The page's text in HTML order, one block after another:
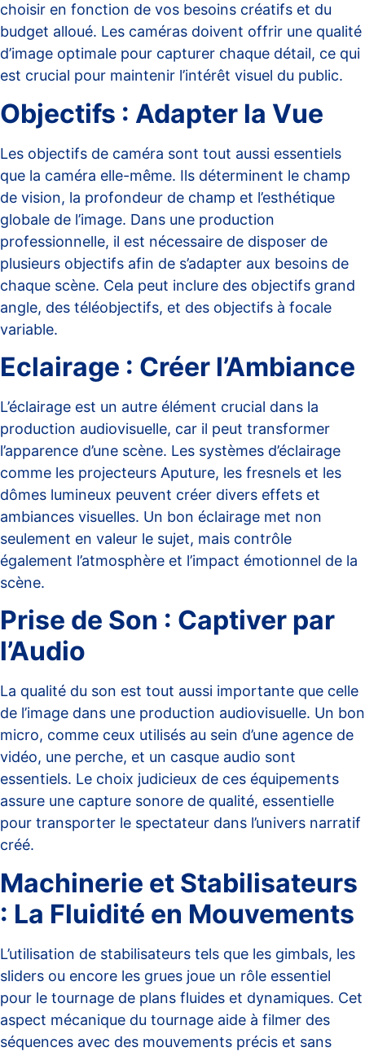
choisir en fonction de vos besoins créatifs et du
budget alloué. Les caméras doivent offrir une qualité
d’image optimale pour capturer chaque détail, ce qui
est crucial pour maintenir l’intérêt visuel du public.
Objectifs : Adapter la Vue
Les objectifs de caméra sont tout aussi essentiels
que la caméra elle-même. Ils déterminent le champ
de vision, la profondeur de champ et l’esthétique
globale de l’image. Dans une production
professionnelle, il est nécessaire de disposer de
plusieurs objectifs afin de s’adapter aux besoins de
chaque scène. Cela peut inclure des objectifs grand
angle, des téléobjectifs, et des objectifs à focale
variable.
Eclairage : Créer l’Ambiance
L’éclairage est un autre élément crucial dans la
production audiovisuelle, car il peut transformer
l’apparence d’une scène. Les systèmes d’éclairage
comme les projecteurs Aputure, les fresnels et les
dômes lumineux peuvent créer divers effets et
ambiances visuelles. Un bon éclairage met non
seulement en valeur le sujet, mais contrôle
également l’atmosphère et l’impact émotionnel de la
scène.
Prise de Son : Captiver par
l’Audio
La qualité du son est tout aussi importante que celle
de l’image dans une production audiovisuelle. Un bon
micro, comme ceux utilisés au sein d’une agence de
vidéo, une perche, et un casque audio sont
essentiels. Le choix judicieux de ces équipements
assure une capture sonore de qualité, essentielle
pour transporter le spectateur dans l’univers narratif
créé.
Machinerie et Stabilisateurs
: La Fluidité en Mouvements
L’utilisation de stabilisateurs tels que les gimbals, les
sliders ou encore les grues joue un rôle essentiel
pour le tournage de plans fluides et dynamiques. Cet
aspect mécanique du tournage aide à filmer des
séquences avec des mouvements précis et sans